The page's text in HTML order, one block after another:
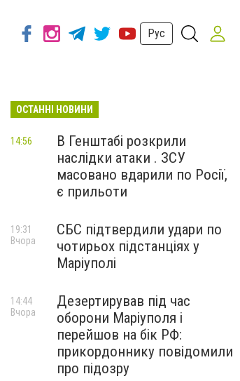
Рус
ОСТАННІ НОВИНИ
В Генштабі розкрили
наслідки атаки . ЗСУ
масовано вдарили по Росії,
є прильоти
14:56
СБС підтвердили удари по
чотирьох підстанціях у
Маріуполі
19:31
Вчора
Дезертирував під час
оборони Маріуполя і
перейшов на бік РФ:
прикордоннику повідомили
про підозру
14:44
Вчора